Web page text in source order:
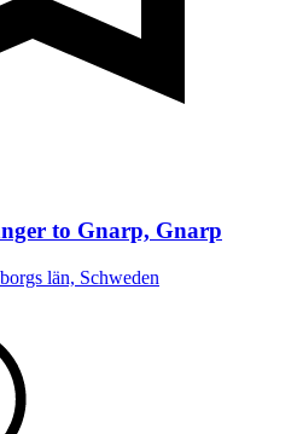
to Gnarp, Gnarp
län, Schweden